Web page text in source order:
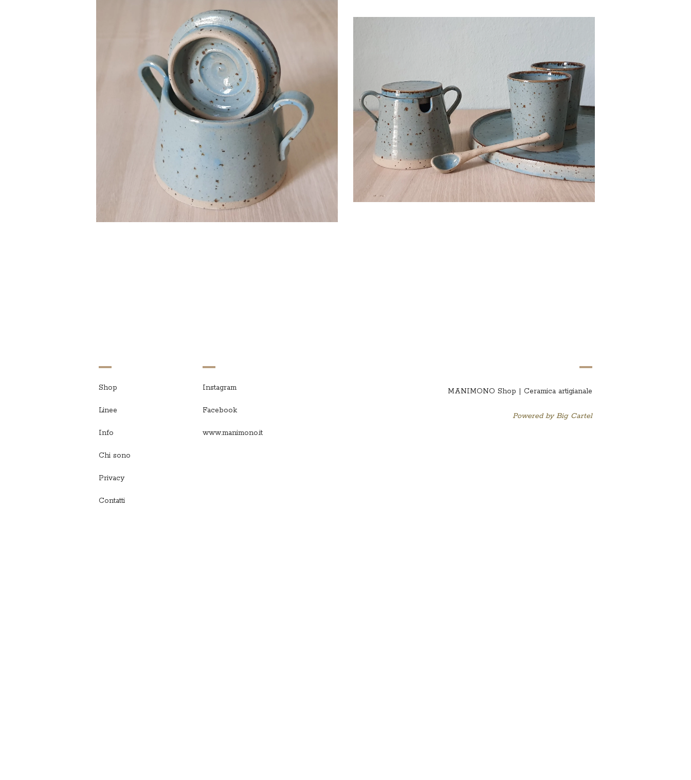
Shop
Linee
Info
Chi sono
Privacy
Contatti
Instagram
Facebook
www.manimono.it
MANIMONO Shop | Ceramica artigianale
Powered by Big Cartel